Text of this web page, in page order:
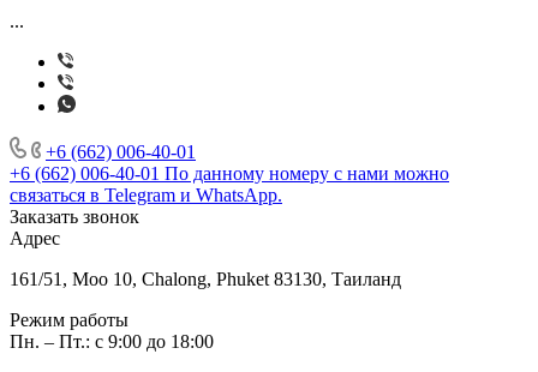
...
+6 (662) 006-40-01
+6 (662) 006-40-01 По данному номеру с нами можно
связаться в Telegram и WhatsApp.
Заказать звонок
Адрес
161/51, Moo 10, Chalong, Phuket 83130, Таиланд
Режим работы
Пн. – Пт.: с 9:00 до 18:00